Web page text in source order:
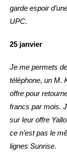
garde espoir
UPC.
25 janvier
Je me permets
téléphone, un M.
offre pour
francs par mois.
sur leur offre
ce n’est pas le
lignes Sunrise.